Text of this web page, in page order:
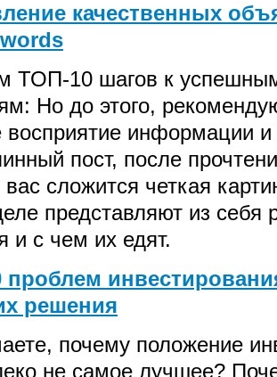
качественных
ТОП-10 шагов к
Но до этого,
восприятие информации и
пост, после
сложится четкая
представляют из себя
и с чем их едят.
проблем
решения
почему положение
не самое лучшее?